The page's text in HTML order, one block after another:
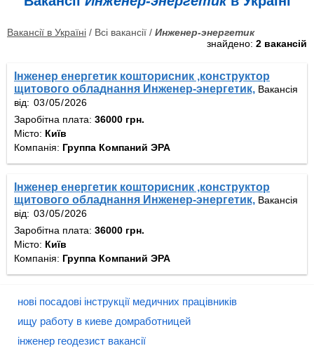
Вакансії в Україні / Всі вакансії / Инженер-энергетик
знайдено: 2 вакансій
Інженер енергетик кошторисник ,конструктор
щитового обладнання Инженер-энергетик, Вакансія
від:
Заробітна плата: 36000 грн.
Місто: Київ
Компанія: Группа Компаний ЭРА
Інженер енергетик кошторисник ,конструктор
щитового обладнання Инженер-энергетик, Вакансія
від:
Заробітна плата: 36000 грн.
Місто: Київ
Компанія: Группа Компаний ЭРА
нові посадові інструкції медичних працівників
ищу работу в киеве домработницей
інженер геодезист вакансії